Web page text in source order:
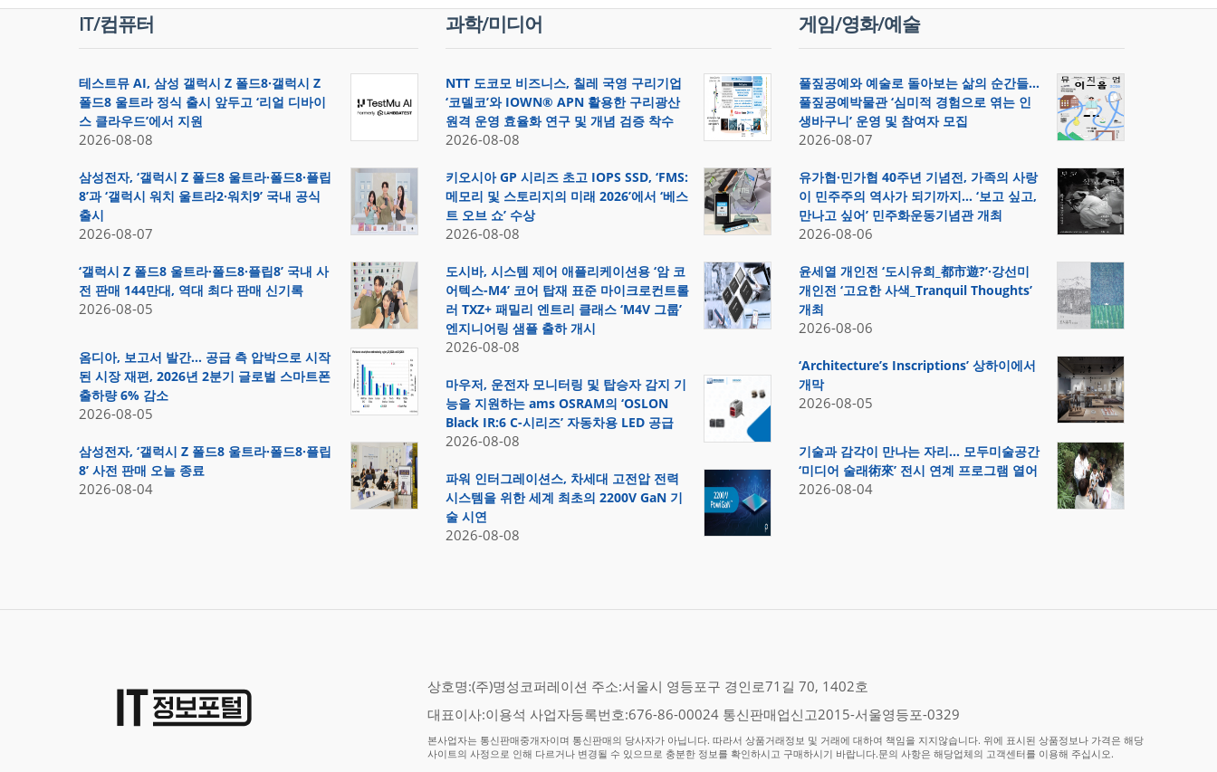
IT/컴퓨터
테스트뮤 AI, 삼성 갤럭시 Z 폴드8·갤럭시 Z
폴드8 울트라 정식 출시 앞두고 ‘리얼 디바이
스 클라우드’에서 지원
2026-08-08
삼성전자, ‘갤럭시 Z 폴드8 울트라·폴드8·플립
8’과 ‘갤럭시 워치 울트라2·워치9’ 국내 공식
출시
2026-08-07
‘갤럭시 Z 폴드8 울트라·폴드8·플립8’ 국내 사
전 판매 144만대, 역대 최다 판매 신기록
2026-08-05
옴디아, 보고서 발간… 공급 측 압박으로 시작
된 시장 재편, 2026년 2분기 글로벌 스마트폰
출하량 6% 감소
2026-08-05
삼성전자, ‘갤럭시 Z 폴드8 울트라·폴드8·플립
8’ 사전 판매 오늘 종료
2026-08-04
과학/미디어
NTT 도코모 비즈니스, 칠레 국영 구리기업
‘코델코’와 IOWN® APN 활용한 구리광산
원격 운영 효율화 연구 및 개념 검증 착수
2026-08-08
키오시아 GP 시리즈 초고 IOPS SSD, ‘FMS:
메모리 및 스토리지의 미래 2026’에서 ‘베스
트 오브 쇼’ 수상
2026-08-08
도시바, 시스템 제어 애플리케이션용 ‘암 코
어텍스-M4’ 코어 탑재 표준 마이크로컨트롤
러 TXZ+ 패밀리 엔트리 클래스 ‘M4V 그룹’
엔지니어링 샘플 출하 개시
2026-08-08
마우저, 운전자 모니터링 및 탑승자 감지 기
능을 지원하는 ams OSRAM의 ‘OSLON
Black IR:6 C-시리즈’ 자동차용 LED 공급
2026-08-08
파워 인터그레이션스, 차세대 고전압 전력
시스템을 위한 세계 최초의 2200V GaN 기
술 시연
2026-08-08
게임/영화/예술
풀짚공예와 예술로 돌아보는 삶의 순간들…
풀짚공예박물관 ‘심미적 경험으로 엮는 인
생바구니’ 운영 및 참여자 모집
2026-08-07
유가협·민가협 40주년 기념전, 가족의 사랑
이 민주주의 역사가 되기까지… ‘보고 싶고,
만나고 싶어’ 민주화운동기념관 개최
2026-08-06
윤세열 개인전 ‘도시유희_都市遊?’·강선미
개인전 ‘고요한 사색_Tranquil Thoughts’
개최
2026-08-06
‘Architecture’s Inscriptions’ 상하이에서
개막
2026-08-05
기술과 감각이 만나는 자리… 모두미술공간
‘미디어 술래術來’ 전시 연계 프로그램 열어
2026-08-04
상호명:(주)명성코퍼레이션 주소:서울시 영등포구 경인로71길 70, 1402호
대표이사:이용석 사업자등록번호:676-86-00024 통신판매업신고2015-서울영등포-0329
본사업자는 통신판매중개자이며 통신판매의 당사자가 아닙니다. 따라서 상품거래정보 및 거래에 대하여 책임을 지지않습니다. 위에 표시된 상품정보나 가격은 해당
사이트의 사정으로 인해 다르거나 변경될 수 있으므로 충분한 정보를 확인하시고 구매하시기 바랍니다.문의 사항은 해당업체의 고객센터를 이용해 주십시오.